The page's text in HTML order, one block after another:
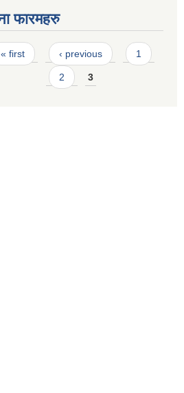
फारमहरु
« first ‹ previous 1
2 3